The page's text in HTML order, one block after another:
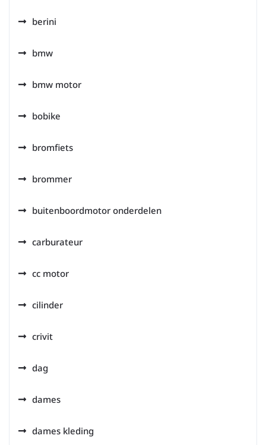
berini
bmw
bmw motor
bobike
bromfiets
brommer
buitenboordmotor onderdelen
carburateur
cc motor
cilinder
crivit
dag
dames
dames kleding